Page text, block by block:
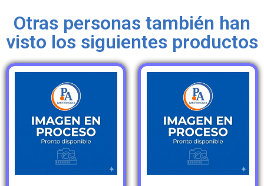
Otras personas también han
visto los siguientes productos